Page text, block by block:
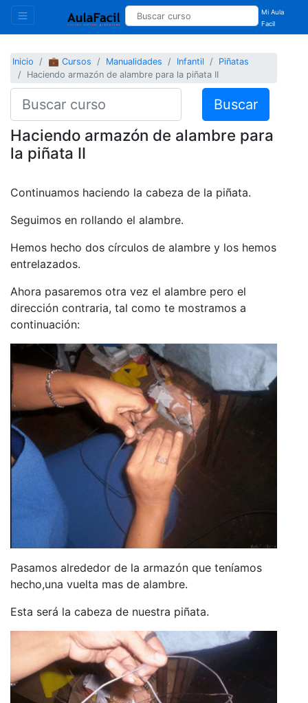
Mi Aula
Facil
Inicio 💼 Cursos Manualidades Infantil
Piñatas
Haciendo armazón de alambre para la piñata II
Buscar
Haciendo armazón de alambre para
la piñata II
Continuamos haciendo la cabeza de la piñata.
Seguimos en rollando el alambre.
Hemos hecho dos círculos de alambre y los hemos
entrelazados.
Ahora pasaremos otra vez el alambre pero el
dirección contraria, tal como te mostramos a
continuación:
Pasamos alrededor de la armazón que teníamos
hecho,una vuelta mas de alambre.
Esta será la cabeza de nuestra piñata.